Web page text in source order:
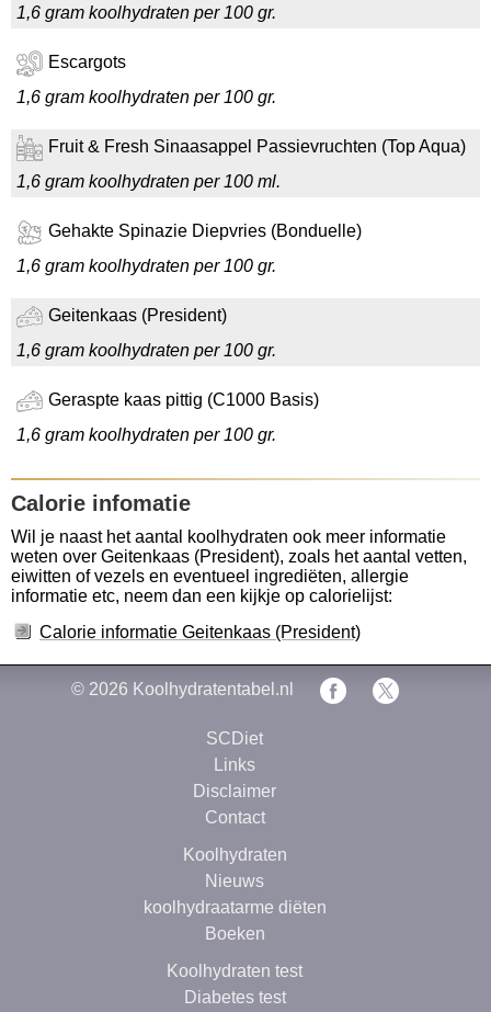
1,6 gram koolhydraten per 100 gr.
Escargots
1,6 gram koolhydraten per 100 gr.
Fruit & Fresh Sinaasappel Passievruchten (Top Aqua)
1,6 gram koolhydraten per 100 ml.
Gehakte Spinazie Diepvries (Bonduelle)
1,6 gram koolhydraten per 100 gr.
Geitenkaas (President)
1,6 gram koolhydraten per 100 gr.
Geraspte kaas pittig (C1000 Basis)
1,6 gram koolhydraten per 100 gr.
Calorie infomatie
Wil je naast het aantal koolhydraten ook meer informatie
weten over Geitenkaas (President), zoals het aantal vetten,
eiwitten of vezels en eventueel ingrediëten, allergie
informatie etc, neem dan een kijkje op calorielijst:
Calorie informatie Geitenkaas (President)
© 2026 Koolhydratentabel.nl
SCDiet
Links
Disclaimer
Contact
Koolhydraten
Nieuws
koolhydraatarme diëten
Boeken
Koolhydraten test
Diabetes test